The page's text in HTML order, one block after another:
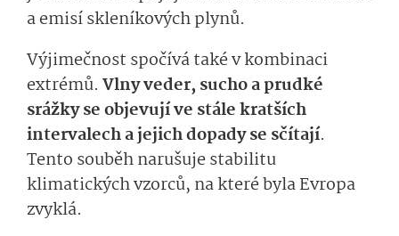
a emisí skleníkových plynů.
Výjimečnost spočívá také v kombinaci
extrémů. Vlny veder, sucho a prudké
srážky se objevují ve stále kratších
intervalech a jejich dopady se sčítají.
Tento souběh narušuje stabilitu
klimatických vzorců, na které byla Evropa
zvyklá.